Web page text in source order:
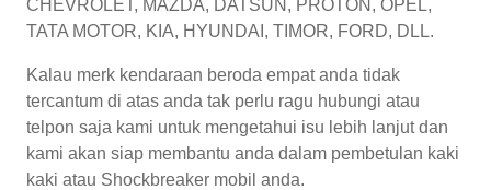
CHEVROLET, MAZDA, DATSUN, PROTON, OPEL,
TATA MOTOR, KIA, HYUNDAI, TIMOR, FORD, DLL.
Kalau merk kendaraan beroda empat anda tidak
tercantum di atas anda tak perlu ragu hubungi atau
telpon saja kami untuk mengetahui isu lebih lanjut dan
kami akan siap membantu anda dalam pembetulan kaki
kaki atau Shockbreaker mobil anda.